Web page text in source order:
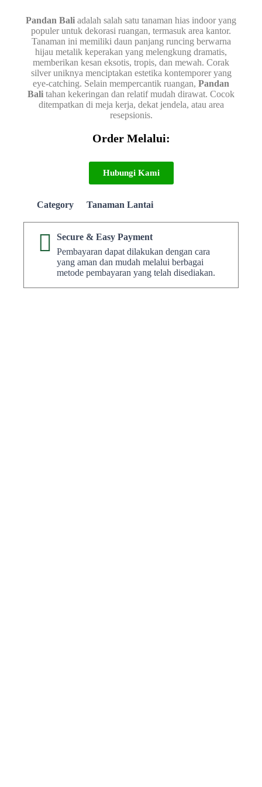
Pandan Bali adalah salah satu tanaman hias indoor yang
populer untuk dekorasi ruangan, termasuk area kantor.
Tanaman ini memiliki daun panjang runcing berwarna
hijau metalik keperakan yang melengkung dramatis,
memberikan kesan eksotis, tropis, dan mewah. Corak
silver uniknya menciptakan estetika kontemporer yang
eye-catching. Selain mempercantik ruangan, Pandan
Bali tahan kekeringan dan relatif mudah dirawat. Cocok
ditempatkan di meja kerja, dekat jendela, atau area
resepsionis.
Order Melalui:
Hubungi Kami
Category Tanaman Lantai
Secure & Easy Payment
Pembayaran dapat dilakukan dengan cara
yang aman dan mudah melalui berbagai
metode pembayaran yang telah disediakan.